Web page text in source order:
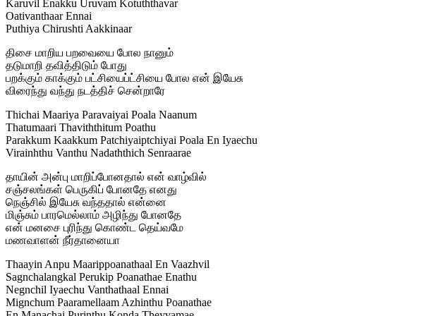
Karuvil Enakku Uruvam Kotuththavar
Oativanthaar Ennai
Puthiya Chirushti Aakkinaar
திசை மாறிய பறவையை போல நானும்
தடுமாறி தவித்திடும் போது
பறக்கும் காக்கும் பட்சியைப்ட்சியை போல என் இயேசு
விரைந்து வந்து நடத்திச் சென்றாரே
Thichai Maariya Paravaiyai Poala Naanum
Thatumaari Thaviththitum Poathu
Parakkum Kaakkum Patchiyaiptchiyai Poala En Iyaechu
Virainhthu Vanthu Nadaththich Senraarae
தாயின் அன்பு மாறிப்போனதால் என் வாழ்வில்
சஞ்சலங்கள் பெருகிப் போனதே எனது
நெஞ்சில் இயேசு வந்ததால் என்னை
மிஞ்சும் பாரமெல்லாம் அழிந்து போனதே
என் மனசை புரிந்து கொண்ட தெய்வமே
மணவாளன் நீர்தானையா
Thaayin Anpu Maarippoanathaal En Vaazhvil
Sagnchalangkal Perukip Poanathae Enathu
Negnchil Iyaechu Vanthathaal Ennai
Mignchum Paaramellaam Azhinthu Poanathae